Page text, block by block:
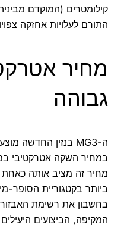
קילומטרים (המוקדם
התורם לעלויות אחזקה
מחיר
גבוהה
במחיר השקה אטרקטיבי
מחיר זה מציב אותה
ביותר בקטגוריית הסופר-
בחשבון את רשימת
המקיפה, הביצועים